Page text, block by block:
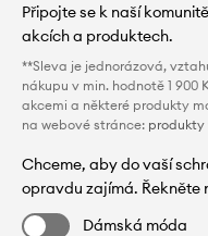
Připojte se k naší
akcích a produktech.
**Sleva je jednorázová,
nákupu v min. hodnotě 1 900
akcemi a některé produkty
na webové stránce: produkty
Chceme, aby do vaší
opravdu zajímá. Řekněte
Dámská móda